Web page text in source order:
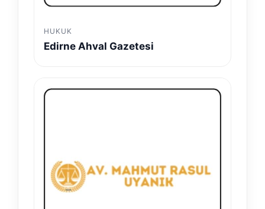
HUKUK
Edirne Ahval Gazetesi